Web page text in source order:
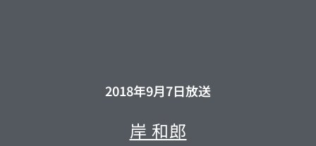
2018年9月7日放送
岸 和郎